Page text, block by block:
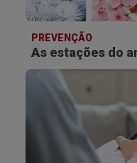
PREVENÇÃO
As estações do